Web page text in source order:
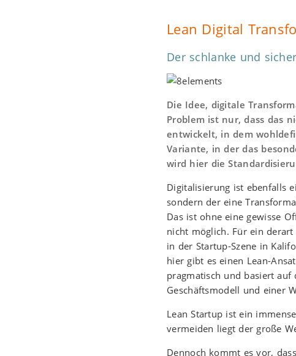
Lean Digital
Der schlanke und
Die Idee, digitale
Problem ist nur, dass das
entwickelt, in dem
Variante, in der das
wird hier die
Digitalisierung ist ebenfalls
sondern der eine
Das ist ohne eine gewisse
nicht möglich. Für ein
in der Startup-Szene in
hier gibt es einen Lean-
pragmatisch und basiert auf
Geschäftsmodell und einer
Lean Startup ist ein
vermeiden liegt der große
Dennoch kommt es vor,